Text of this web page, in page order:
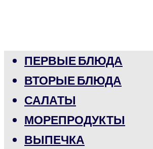
ПЕРВЫЕ БЛЮДА
ВТОРЫЕ БЛЮДА
САЛАТЫ
МОРЕПРОДУКТЫ
ВЫПЕЧКА